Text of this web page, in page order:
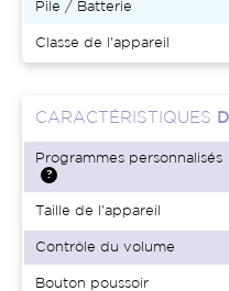
Pile / Batterie
Classe de l'appareil
CARACTÉRISTIQUES
Programmes personnalisés
Taille de l'appareil
Contrôle du volume
Bouton poussoir